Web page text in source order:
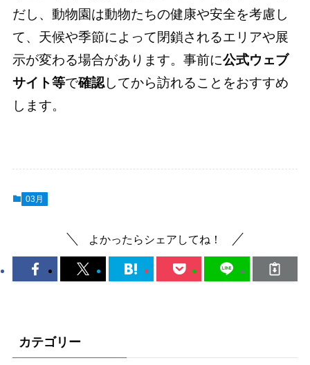
だし、動物園は動物たちの健康や安全を考慮し
て、天候や季節によって閉鎖されるエリアや展
示が変わる場合があります。事前に公式ウェブ
サイト等で確認してから訪れることをおすすめ
します。
03月
よかったらシェアしてね！
カテゴリー